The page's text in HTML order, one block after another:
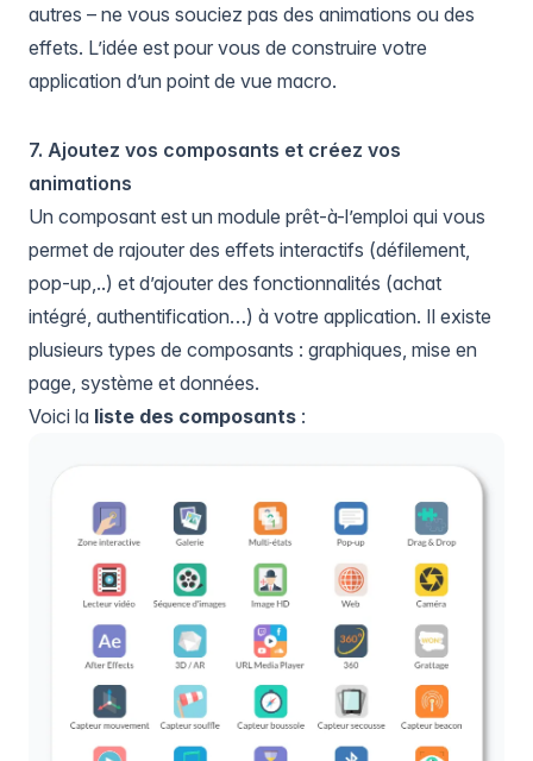
autres – ne vous souciez pas des animations ou des
effets. L’idée est pour vous de construire votre
application d’un point de vue macro.
7. Ajoutez vos composants et créez vos
animations
Un composant est un module prêt-à-l’emploi qui vous
permet de rajouter des effets interactifs (défilement,
pop-up,..) et d’ajouter des fonctionnalités (achat
intégré, authentification…) à votre application. Il existe
plusieurs types de composants : graphiques, mise en
page, système et données.
Voici la liste des composants :